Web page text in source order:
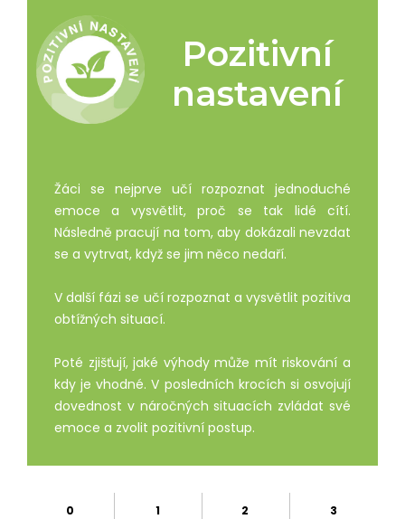
Pozitivní
nastavení
Žáci se nejprve učí rozpoznat jednoduché
emoce a vysvětlit, proč se tak lidé cítí.
Následně pracují na tom, aby dokázali nevzdat
se a vytrvat, když se jim něco nedaří.
V další fázi se učí rozpoznat a vysvětlit pozitiva
obtížných situací.
Poté zjišťují, jaké výhody může mít riskování a
kdy je vhodné. V posledních krocích si osvojují
dovednost v náročných situacích zvládat své
emoce a zvolit pozitivní postup.
0 1 2 3